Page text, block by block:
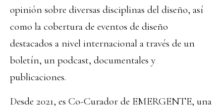
opinión sobre diversas disciplinas del diseño, así
como la cobertura de eventos de diseño
destacados a nivel internacional a través de un
boletín, un podcast, documentales y
publicaciones.
Desde 2021, es Co-Curador de EMERGENTE, una